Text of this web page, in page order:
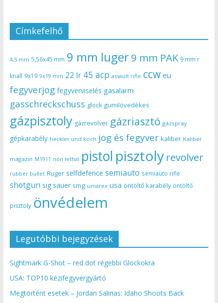
Címkefelhő
4,5 mm 5,56x45 mm 9 mm luger9 mm PAK 9 mm r
knall 9x19 9x19 mm 22 lr 45 acp assault rifle ccw eu
fegyverjog fegyverviselés gasalarm
gasschreckschuss glock gumilövedékes
gázpisztoly gázrevolver gázriasztó gázspray
gépkarabély heckler und koch jog és fegyver kaliber Kaliber
magazin M1911 non lethal pistol pisztoly revolver
rubber bullet Ruger selfdefence semiauto semiauto rifle
shotgun sig sauer smg umarex usa öntöltő karabély öntöltő
pisztoly önvédelem
Legutóbbi bejegyzések
Sightmark G-Shot – red dot régebbi Glockokra
USA: TOP10 kézifegyvergyártó
Megtörtént esetek – Jordan Salinas: Idaho Shoots Back